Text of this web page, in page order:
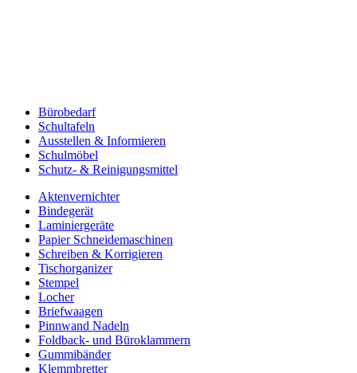
Bürobedarf
Schultafeln
Ausstellen & Informieren
Schulmöbel
Schutz- & Reinigungsmittel
Aktenvernichter
Bindegerät
Laminiergeräte
Papier Schneidemaschinen
Schreiben & Korrigieren
Tischorganizer
Stempel
Locher
Briefwaagen
Pinnwand Nadeln
Foldback- und Büroklammern
Gummibänder
Klemmbretter